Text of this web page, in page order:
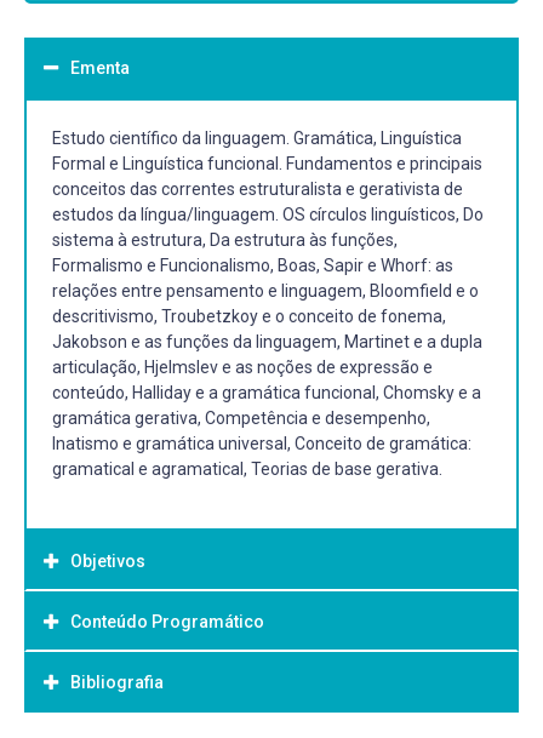
Ementa
Estudo científico da linguagem. Gramática, Linguística
Formal e Linguística funcional. Fundamentos e principais
conceitos das correntes estruturalista e gerativista de
estudos da língua/linguagem. OS círculos linguísticos, Do
sistema à estrutura, Da estrutura às funções,
Formalismo e Funcionalismo, Boas, Sapir e Whorf: as
relações entre pensamento e linguagem, Bloomfield e o
descritivismo, Troubetzkoy e o conceito de fonema,
Jakobson e as funções da linguagem, Martinet e a dupla
articulação, Hjelmslev e as noções de expressão e
conteúdo, Halliday e a gramática funcional, Chomsky e a
gramática gerativa, Competência e desempenho,
Inatismo e gramática universal, Conceito de gramática:
gramatical e agramatical, Teorias de base gerativa.
Objetivos
Objetivo Geral:
Proporcionar aos acadêmicos acesso aos fundamentos
ontológicos, epistemológicos e éticos da linguística.
Conteúdo Programático
Bibliografia